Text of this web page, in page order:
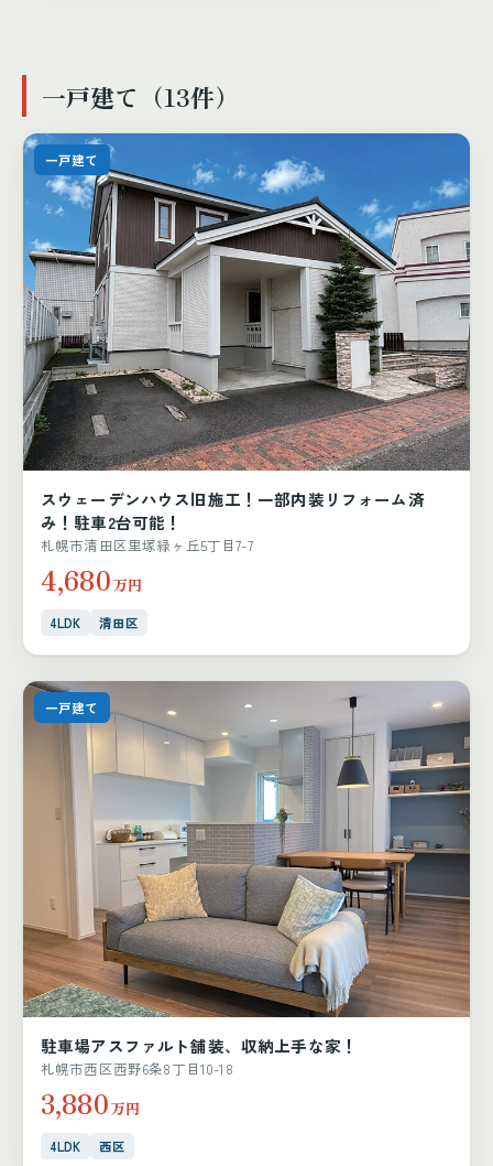
一戸建て（13件）
一戸建て
スウェーデンハウス旧施工！一部内装リフォーム済
み！駐車2台可能！
札幌市清田区里塚緑ヶ丘5丁目7-7
4,680万円
4LDK 清田区
一戸建て
駐車場アスファルト舗装、収納上手な家！
札幌市西区西野6条8丁目10-18
3,880万円
4LDK 西区